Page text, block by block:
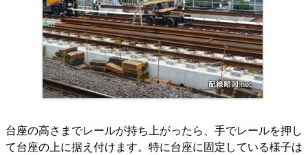
台座の高さまでレールが持ち上がったら、手でレールを押し
て台座の上に据え付けます。特に台座に固定している様子は